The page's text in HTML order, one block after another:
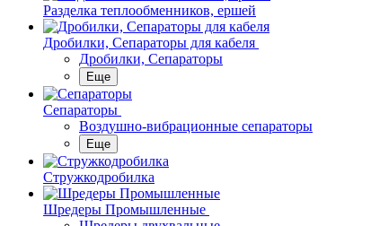
Разделка теплообменников, ершей
Дробилки, Сепараторы для кабеля
Дробилки, Сепараторы
Еще
Сепараторы
Воздушно-вибрационные сепараторы
Еще
Стружкодробилка
Шредеры Промышленные